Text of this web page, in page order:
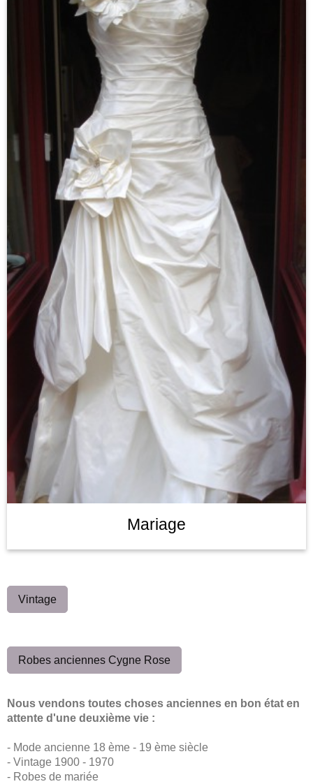
Mariage
Vintage
Robes anciennes Cygne Rose
Nous vendons toutes choses anciennes en bon état en
attente d'une deuxième vie :
- Mode ancienne 18 ème - 19 ème siècle
- Vintage 1900 - 1970
- Robes de mariée